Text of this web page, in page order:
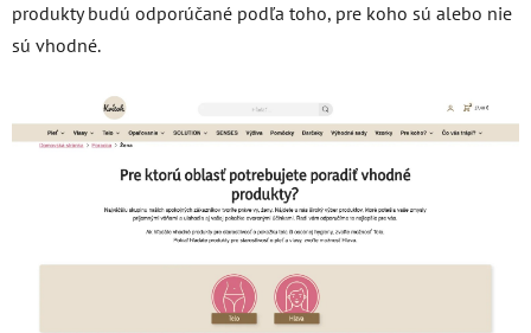
produkty budú odporúčané podľa toho, pre koho sú alebo nie
sú vhodné.